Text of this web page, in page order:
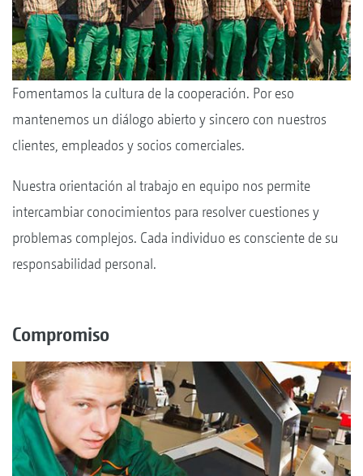
Fomentamos la cultura de la cooperación. Por eso
mantenemos un diálogo abierto y sincero con nuestros
clientes, empleados y socios comerciales.
Nuestra orientación al trabajo en equipo nos permite
intercambiar conocimientos para resolver cuestiones y
problemas complejos. Cada individuo es consciente de su
responsabilidad personal.
Compromiso